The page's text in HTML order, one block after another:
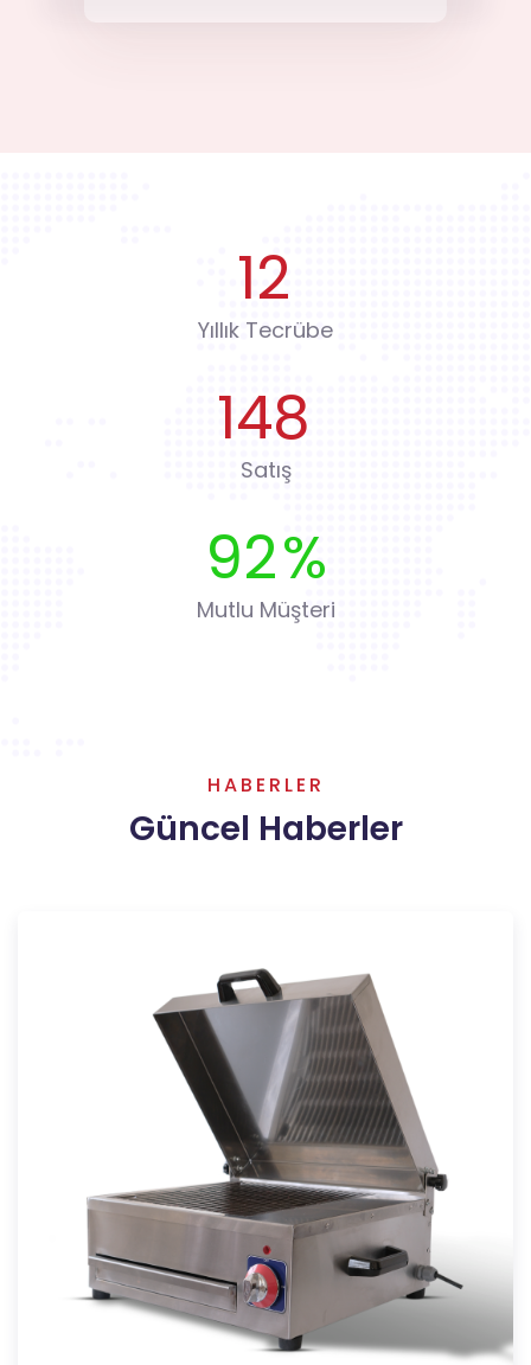
12
Yıllık Tecrübe
148
Satış
92%
Mutlu Müşteri
HABERLER
Güncel Haberler